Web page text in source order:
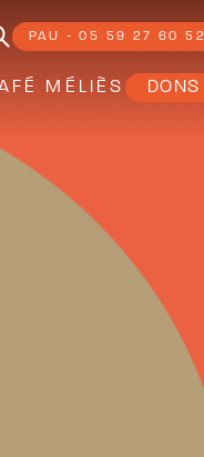
PAU - 05 59 27 60 52
MÉLIÈS DONS